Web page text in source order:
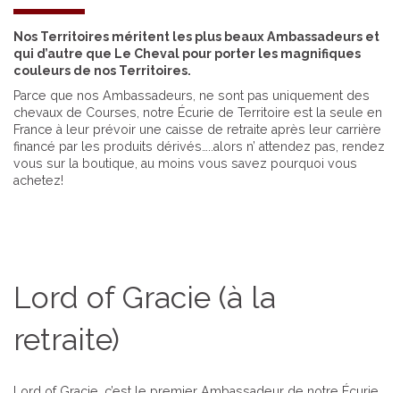
Nos Territoires méritent les plus beaux Ambassadeurs et
qui d’autre que Le Cheval pour porter les magnifiques
couleurs de nos Territoires.
Parce que nos Ambassadeurs, ne sont pas uniquement des
chevaux de Courses, notre Écurie de Territoire est la seule en
France à leur prévoir une caisse de retraite après leur carrière
financé par les produits dérivés…..alors n’ attendez pas, rendez
vous sur la boutique, au moins vous savez pourquoi vous
achetez!
Lord of Gracie (à la
retraite)